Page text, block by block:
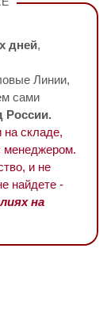
дней,
Линии,
сами
России.
складе,
менеджером.
и не
найдете -
на